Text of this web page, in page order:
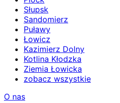
Słupsk
Sandomierz
Puławy
Łowicz
Kazimierz Dolny
Kotlina Kłodzka
Ziemia Łowicka
zobacz wszystkie
O nas